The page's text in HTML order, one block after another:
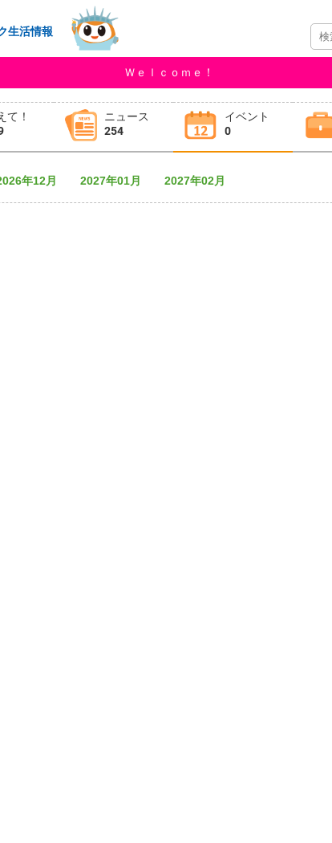
生活情報
Ｗｅｌｃｏｍｅ！
て！
ニュース
254
イベント
0
年12月 2027年01月 2027年02月